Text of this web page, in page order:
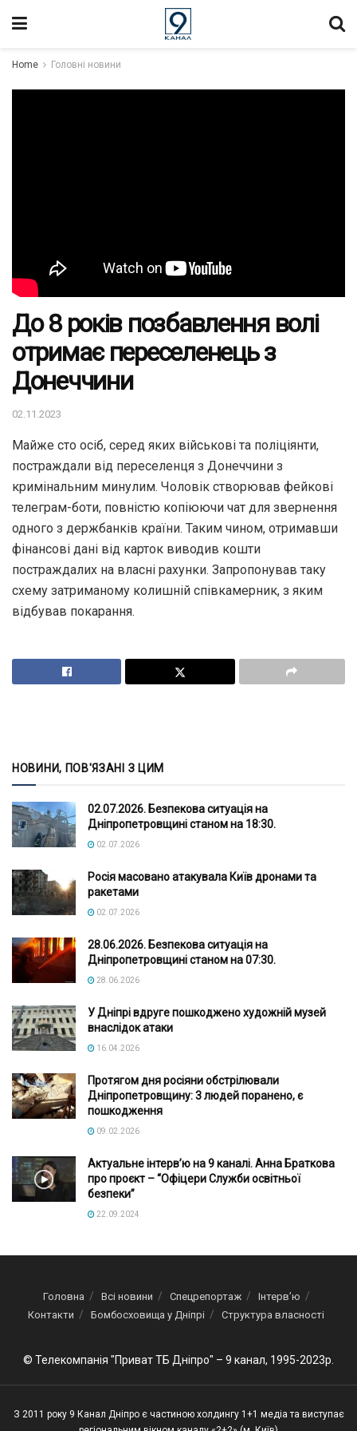
Home Головні новини
До 8 років позбавлення волі
отримає переселенець з
Донеччини
02.11.2023
Майже сто осіб, серед яких військові та поліціянти,
постраждали від переселенця з Донеччини з
кримінальним минулим. Чоловік створював фейкові
телеграм-боти, повністю копіюючи чат для звернення
одного з держбанків країни. Таким чином, отримавши
фінансові дані від карток виводив кошти
постраждалих на власні рахунки. Запропонував таку
схему затриманому колишній співкамерник, з яким
відбував покарання.
НОВИНИ, ПОВ'ЯЗАНІ З ЦИМ
02.07.2026. Безпекова ситуація на
Дніпропетровщині станом на 18:30.
02.07.2026
Росія масовано атакувала Київ дронами та
ракетами
02.07.2026
28.06.2026. Безпекова ситуація на
Дніпропетровщині станом на 07:30.
28.06.2026
У Дніпрі вдруге пошкоджено художній музей
внаслідок атаки
16.04.2026
Протягом дня росіяни обстрілювали
Дніпропетровщину: 3 людей поранено, є
пошкодження
09.02.2026
Актуальне інтервʼю на 9 каналі. Анна Браткова
про проєкт – “Офіцери Служби освітньої
безпеки”
22.09.2024
Головна Всі новини Спецрепортаж
Інтерв’ю
Контакти
Бомбосховища у Дніпрі Структура власності
© Телекомпанія "Приват ТБ Дніпро" – 9 канал, 1995-2023р.
З 2011 року 9 Канал Дніпро є частиною холдингу 1+1 медіа та виступає